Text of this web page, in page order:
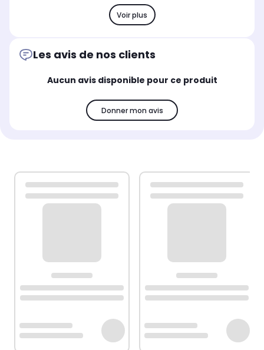
Voir plus
Les avis de nos clients
Aucun avis disponible pour ce produit
Donner mon avis